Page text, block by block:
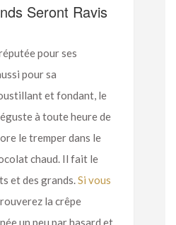
Seront Ravis
pour ses
pour sa
et fondant, le
à toute heure de
le tremper dans le
chaud. Il fait le
et des grands.Si vous
la crêpe
un peu par hasard et